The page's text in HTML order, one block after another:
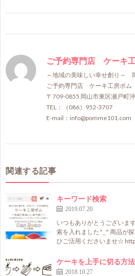
ご予約専門店 ケーキ
～地域の美味しい幸せ創り～
ご予約専門店 ケーキ工房ポム
〒709-0855 岡山市東区瀬戸町
TEL：（086）952-3707
E-mail：info@pomme101.com
関連する記事
キーワード検索
2019.07.20
いつもありがとうございま
索を入れました^_^ 商品が
ひご活用くださいませ☆
ケーキを上手に切る方法
2018.10.27